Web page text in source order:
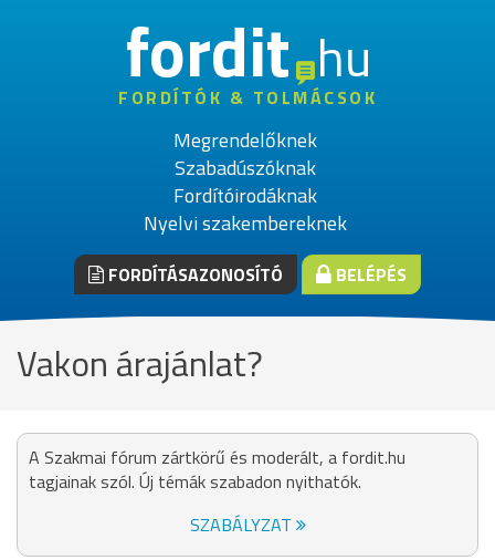
fordithu
FORDÍTÓK & TOLMÁCSOK
Megrendelőknek
Szabadúszóknak
Fordítóirodáknak
Nyelvi szakembereknek
FORDÍTÁSAZONOSÍTÓ BELÉPÉS
Vakon árajánlat?
A Szakmai fórum zártkörű és moderált, a fordit.hu
tagjainak szól. Új témák szabadon nyithatók.
SZABÁLYZAT